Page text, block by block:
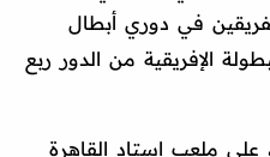
في دوري أبطال
الإفريقية من الدور ربع
على ملعب استاد القاهرة